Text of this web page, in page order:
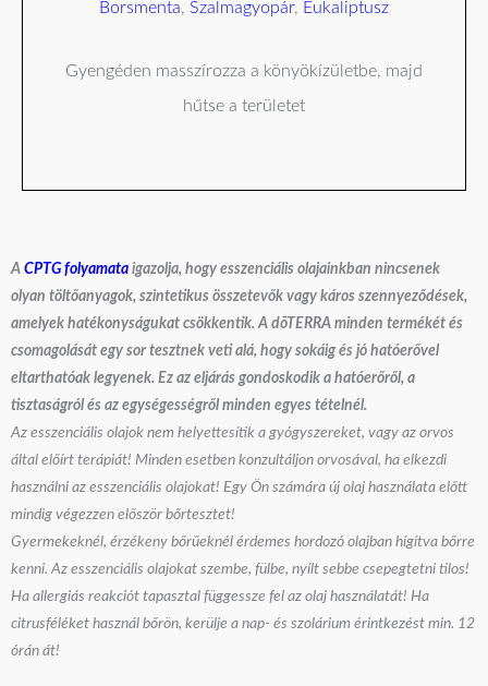
Borsmenta, Szalmagyopár, Eukaliptusz
Gyengéden masszírozza a könyökízületbe, majd
hűtse a területet
A CPTG folyamata igazolja, hogy esszenciális olajainkban nincsenek
olyan töltőanyagok, szintetikus összetevők vagy káros szennyeződések,
amelyek hatékonyságukat csökkentik. A dōTERRA minden termékét és
csomagolását egy sor tesztnek veti alá, hogy sokáig és jó hatóerővel
eltarthatóak legyenek. Ez az eljárás gondoskodik a hatóerőről, a
tisztaságról és az egységességről minden egyes tételnél.
Az esszenciális olajok nem helyettesítik a gyógyszereket, vagy az orvos
által előírt terápiát! Minden esetben konzultáljon orvosával, ha elkezdi
használni az esszenciális olajokat! Egy Ön számára új olaj használata előtt
mindig végezzen először bőrtesztet!
Gyermekeknél, érzékeny bőrűeknél érdemes hordozó olajban hígítva bőrre
kenni. Az esszenciális olajokat szembe, fülbe, nyílt sebbe csepegtetni tilos!
Ha allergiás reakciót tapasztal függessze fel az olaj használatát! Ha
citrusféléket használ bőrön, kerülje a nap- és szolárium érintkezést min. 12
órán át!